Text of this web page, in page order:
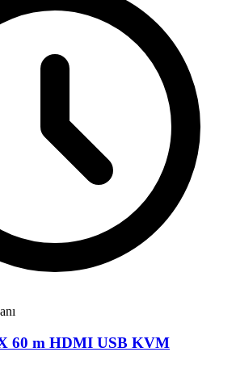
60 m HDMI USB KVM